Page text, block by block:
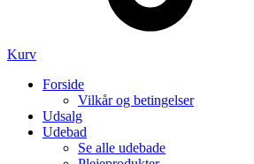
Kurv
Forside
Vilkår og betingelser
Udsalg
Udebad
Se alle udebade